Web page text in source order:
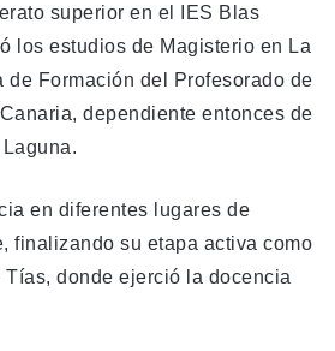
superior en el IES Blas
los estudios de Magisterio en La
de Formación del Profesorado de
dependiente entonces de
en diferentes lugares de
finalizando su etapa activa como
Tías, donde ejerció la docencia